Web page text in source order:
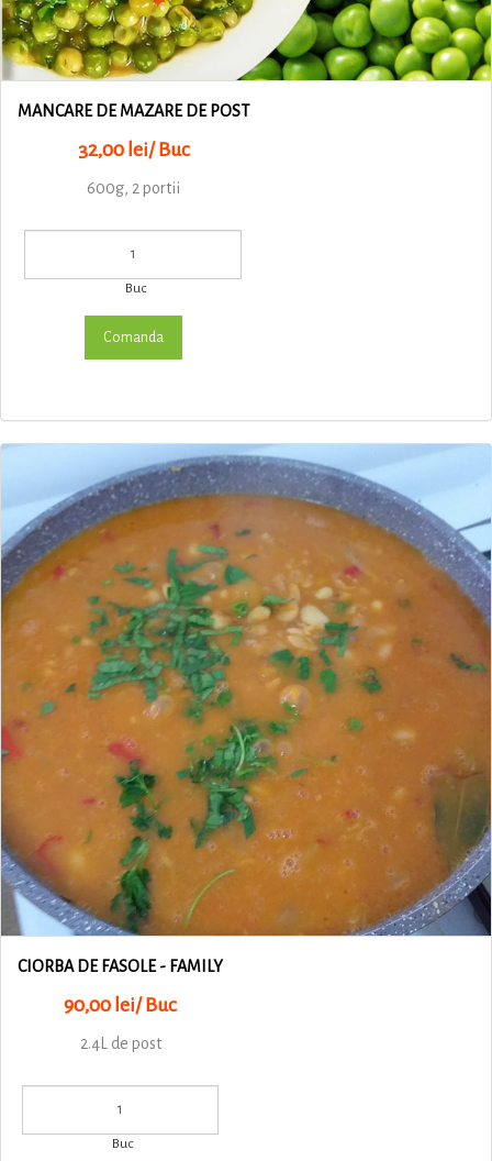
MANCARE DE MAZARE DE POST
32,00 lei/ Buc
600g, 2 portii
Buc
CIORBA DE FASOLE - FAMILY
90,00 lei/ Buc
2.4L de post
Buc